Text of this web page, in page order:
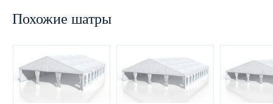
Похожие шатры